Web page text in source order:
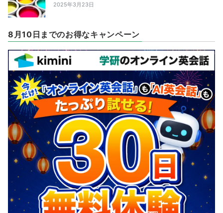
2025年3月23日
8月10日までのお得なキャンペーン